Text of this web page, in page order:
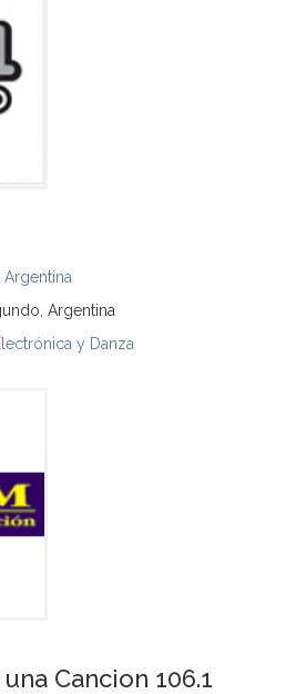
Argentina
Argentina
y Danza
Cancion 106.1